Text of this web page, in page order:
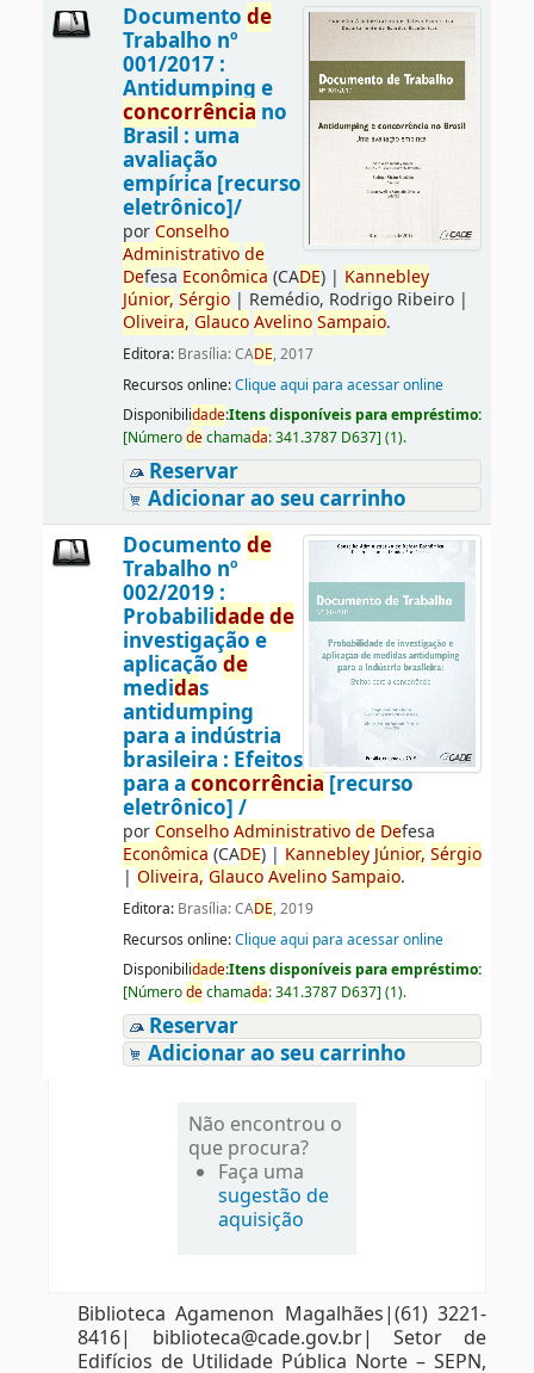
Documento de
Trabalho nº
001/2017 :
Antidumping e
concorrência no
Brasil : uma
avaliação
empírica [recurso
eletrônico]/
porConselho
Administrativo de
Defesa Econômica (CADE)| Kannebley
Júnior, Sérgio| Remédio, Rodrigo Ribeiro|
Oliveira, Glauco Avelino Sampaio.
Editora: Brasília: CADE, 2017
Recursos online:Clique aqui para acessar online
Disponibilidade:Itens disponíveis para empréstimo:
[Númerodechamada:341.3787 D637] (1).
Reservar
Adicionar ao seu carrinho
Documento de
Trabalho nº
002/2019 :
Probabilidadede
investigação e
aplicação de
medidas
antidumping
para a indústria
brasileira : Efeitos
para a concorrência [recurso
eletrônico] /
porConselho Administrativo de Defesa
Econômica (CADE)| Kannebley Júnior, Sérgio
| Oliveira, Glauco Avelino Sampaio.
Editora: Brasília: CADE, 2019
Recursos online:Clique aqui para acessar online
Disponibilidade:Itens disponíveis para empréstimo:
[Númerodechamada:341.3787 D637] (1).
Reservar
Adicionar ao seu carrinho
Não encontrou o
que procura?
Faça uma
sugestão de
aquisição
Biblioteca Agamenon Magalhães|(61) 3221-
8416| biblioteca@cade.gov.br| Setor de
Edifícios de Utilidade Pública Norte – SEPN,